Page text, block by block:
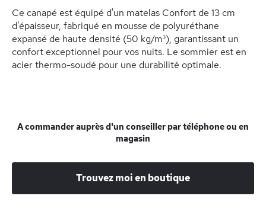
Ce canapé est équipé d'un matelas Confort de 13 cm
d'épaisseur, fabriqué en mousse de polyuréthane
expansé de haute densité (50 kg/m³), garantissant un
confort exceptionnel pour vos nuits. Le sommier est en
acier thermo-soudé pour une durabilité optimale.
A commander auprès d'un conseiller par téléphone ou en
magasin
Trouvez moi en boutique